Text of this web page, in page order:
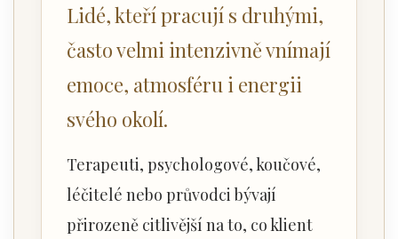
Lidé, kteří pracují s druhými,
často velmi intenzivně vnímají
emoce, atmosféru i energii
svého okolí.
Terapeuti, psychologové, koučové,
léčitelé nebo průvodci bývají
přirozeně citlivější na to, co klient